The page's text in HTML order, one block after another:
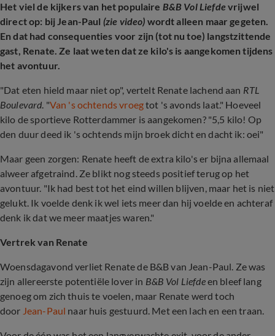
Het viel de kijkers van het populaire B&B Vol Liefde vrijwel
direct op: bij Jean-Paul (zie video) wordt alleen maar gegeten.
En dat had consequenties voor zijn (tot nu toe) langstzittende
gast, Renate. Ze laat weten dat ze kilo's is aangekomen tijdens
het avontuur.
"Dat eten hield maar niet op", vertelt Renate lachend aan RTL
Boulevard. "Van 's ochtends vroegtot 's avonds laat." Hoeveel
kilo de sportieve Rotterdammer is aangekomen? "5,5 kilo! Op
den duur deed ik 's ochtends mijn broek dicht en dacht ik: oei"
Maar geen zorgen: Renate heeft de extra kilo's er bijna allemaal
alweer afgetraind. Ze blikt nog steeds positief terug op het
avontuur. "Ik had best tot het eind willen blijven, maar het is niet
gelukt. Ik voelde denk ik wel iets meer dan hij voelde en achteraf
denk ik dat we meer maatjes waren."
Vertrek van Renate
Woensdagavond verliet Renate de B&B van Jean-Paul. Ze was
zijn allereerste potentiële lover in B&B Vol Liefdeen bleef lang
genoeg om zich thuis te voelen, maar Renate werd toch
door Jean-Paul naar huis gestuurd. Met een lach en een traan.